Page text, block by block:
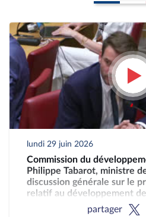
lundi 29 juin 2026
Commission du
Philippe Tabarot, ministre
discussion générale sur le
relatif au développement
partager